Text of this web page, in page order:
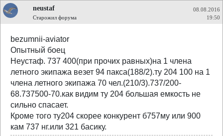
neustaf
Старожил форума
08.08.2016
19:50
bezumnii-aviator
Опытный боец
Неустаф. 737 400(при прочих равных)на 1 члена
летного экипажа везет 94 пакса(188/2).ту 204 100 на 1
члена летного экипажа 70 чел.(210/3).737/200-
68.737500-70.как видим ту 204 большая емкость не
сильно спасает.
Кроме того ту204 скорее конкурент б757му или 900
кам 737 нг.или 321 басику.